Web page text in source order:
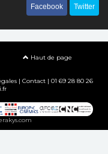
Facebook Twitter
Haut de page
| Contact| 01 69 28 80 26